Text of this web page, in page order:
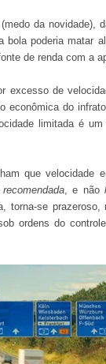
da novidade),
poderia matar
de renda com a
excesso de
econômica do
limitada é um
que
recomendada, e não
torna-se
ordens do